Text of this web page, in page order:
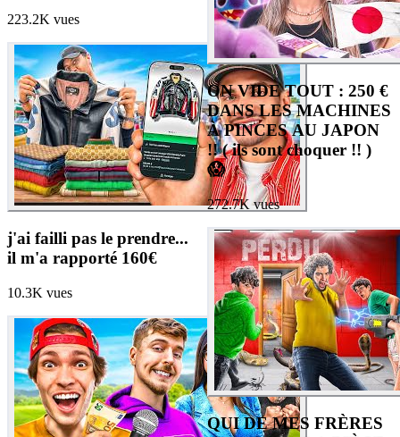
223.2K vues
j'ai failli pas le prendre...
il m'a rapporté 160€
10.3K vues
ON VIDE TOUT : 250 €
DANS LES MACHINES
À PINCES AU JAPON
!! ( ils sont choquer !! )
😱
272.7K vues
QUI DE MES FRÈRES